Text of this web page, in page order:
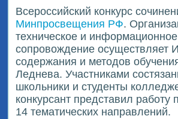
Всероссийский конкурс
Минпросвещения РФ.
техническое и информационное
сопровождение осуществляет
содержания и методов
Леднева. Участниками
школьники и студенты
конкурсант представил работу
14 тематических направлений.